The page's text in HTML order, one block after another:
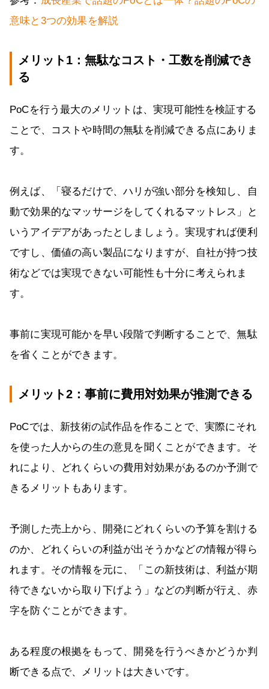
意味と3つの効果を解説
メリット1：無駄なコスト・工数を削減でき
る
PoCを行う最大のメリットは、実現可能性を検証する
ことで、コストや時間の無駄を削減できる点にありま
す。
例えば、「寝るだけで、ハリが強い部分を検知し、自
動で効果的なマッサージをしてくれるマットレス」と
いうアイデアがあったとしましょう。実現すれば便利
ですし、価値の高い製品になりますが、自社が持つ技
術などでは実現できない可能性も十分に考えられま
す。
事前に実現可能かを早い段階で判断することで、無駄
を省くことができます。
メリット2：事前に費用対効果が推測できる
PoCでは、新技術の試作品を作ることで、実際にそれ
を使った人からの生の意見を聞くことができます。そ
れにより、どれくらいの費用対効果があるのか予測で
きるメリットもあります。
予測した売上から、開発にどれくらいの予算を割ける
のか、どれくらいの利益が出そうかなどの情報が得ら
れます。その情報を元に、「この新技術は、利益が期
待できないから取り下げよう」などの判断が行え、赤
字を防ぐことができます。
ある程度の根拠をもって、開発を行うべきかどうか判
断できる点で、メリットは大きいです。